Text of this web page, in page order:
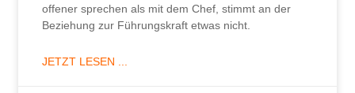
offener sprechen als mit dem Chef, stimmt an der
Beziehung zur Führungskraft etwas nicht.
JETZT LESEN ...